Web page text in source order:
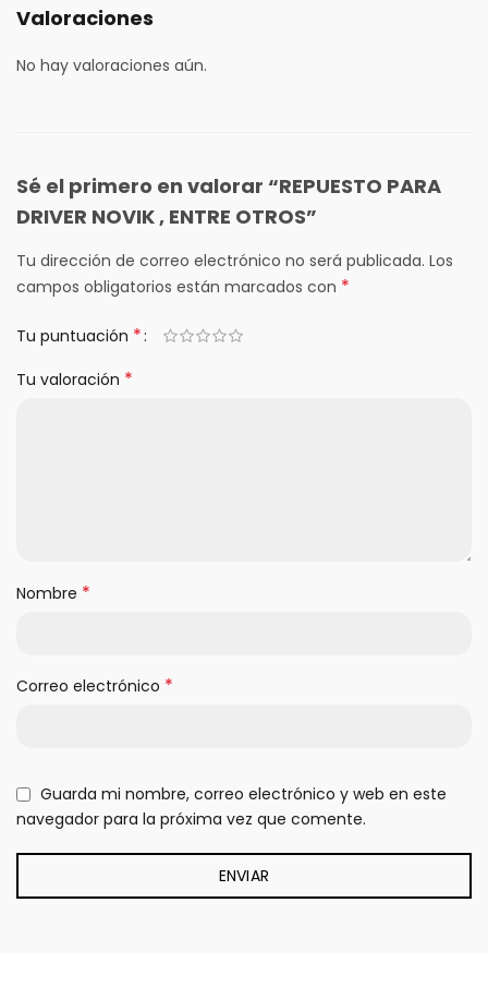
Valoraciones
No hay valoraciones aún.
Sé el primero en valorar “REPUESTO PARA
DRIVER NOVIK , ENTRE OTROS”
Tu dirección de correo electrónico no será publicada. Los
campos obligatorios están marcados con *
Tu puntuación *
Tu valoración *
Nombre *
Correo electrónico *
Guarda mi nombre, correo electrónico y web en este
navegador para la próxima vez que comente.